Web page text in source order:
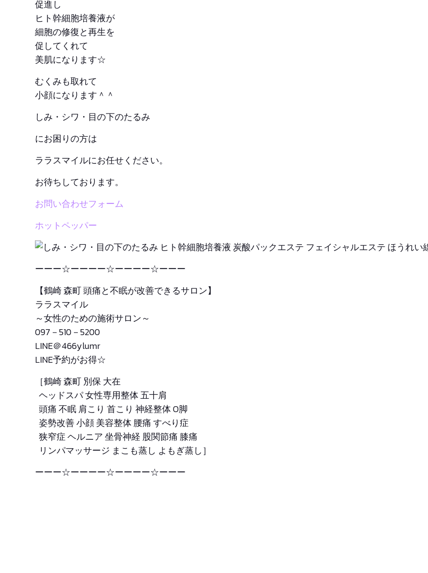
促進し
ヒト幹細胞培養液が
細胞の修復と再生を
促してくれて
美肌になります☆
むくみも取れて
小顔になります＾＾
しみ・シワ・目の下のたるみ
にお困りの方は
ララスマイルにお任せください。
お待ちしております。
お問い合わせフォーム
ホットペッパー
ーーー☆ーーーー☆ーーーー☆ーーー
【鶴崎 森町 頭痛と不眠が改善できるサロン】
ララスマイル
～女性のための施術サロン～
097－510－5200
LINE＠466ylumr
LINE予約がお得☆
［鶴崎 森町 別保 大在
ヘッドスパ 女性専用整体 五十肩
頭痛 不眠 肩こり 首こり 神経整体 O脚
姿勢改善 小顔 美容整体 腰痛 すべり症
狭窄症 ヘルニア 坐骨神経 股関節痛 膝痛
リンパマッサージ まこも蒸し よもぎ蒸し］
ーーー☆ーーーー☆ーーーー☆ーーー